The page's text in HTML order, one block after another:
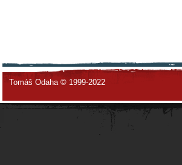
Tomáš Odaha © 1999-2022